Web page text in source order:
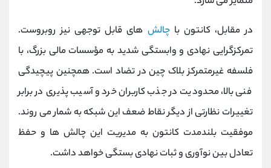
در مقابل، کانتون باچالش ‌های قابل توجهی نیز روبروست.
تمرکزگرایی نهادی و وابستگی شدید به مؤسسات مالی بزرگ، با
فلسفه غیرمتمرکز بلاک چین در تضاد است. همچنین پیچیدگی
فنی بالا، محدودیت در جذب کاربران خرد و آسیب ‌پذیری در برابر
تغییرات نظارتی از دیگر نقاط ضعف این شبکه به شمار می ‌روند.
موفقیت بلندمدت کانتون به مدیریت این چالش ‌ها و حفظ
تعادل بین نوآوری و ثبات نهادی بستگی خواهد داشت.